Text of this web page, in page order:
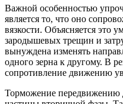
Важной особенностью
является то, что оно
вязкости. Объясняется это
зародышевых трещин и
вынуждена изменять
одного зерна к другому. В
сопротивление движению
Торможение передвижению